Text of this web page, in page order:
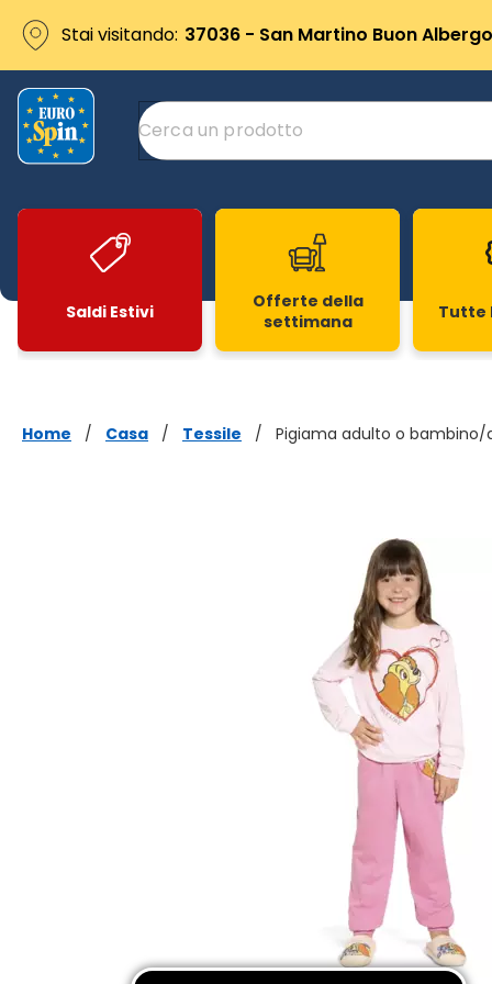
Stai visitando: 37036 - San Martino Buon
Saldi Estivi
Offerte della
settimana
Tutte
Home / Casa / Tessile / Pigiama adulto o bambino/